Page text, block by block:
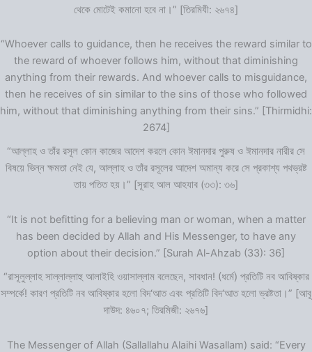
থেকে মোটেই কমানো হবে না।” [তিরমিযী: ২৬৭৪]
“Whoever calls to guidance, then he receives the reward similar to
the reward of whoever follows him, without that diminishing
anything from their rewards. And whoever calls to misguidance,
then he receives of sin similar to the sins of those who followed
him, without that diminishing anything from their sins.” [Thirmidhi:
2674]
“আল্লাহ ও তাঁর রসূল কোন কাজের আদেশ করলে কোন ঈমানদার পুরুষ ও ঈমানদার নারীর সে
বিষয়ে ভিন্ন ক্ষমতা নেই যে, আল্লাহ ও তাঁর রসূলের আদেশ অমান্য করে সে প্রকাশ্য পথভ্রষ্ট
তায় পতিত হয়।” [সূরাহ আল আহযাব (৩৩): ৩৬]
“It is not befitting for a believing man or woman, when a matter
has been decided by Allah and His Messenger, to have any
option about their decision.” [Surah Al-Ahzab (33): 36]
“রাসূলুল্লাহ সাল্লাল্লাহু আলাইহি ওয়াসাল্লাম বলেছেন, সাবধান! (ধর্মে) প্রতিটি নব আবিষ্কার
সম্পর্কে! কারণ প্রতিটি নব আবিষ্কার হলো বিদ‘আত এবং প্রতিটি বিদ‘আত হলো ভ্রষ্টতা।” [আবূ
দাউদ: ৪৬০৭; তিরমিজী: ২৬৭৬]
The Messenger of Allah (Sallallahu Alaihi Wasallam) said: “Every